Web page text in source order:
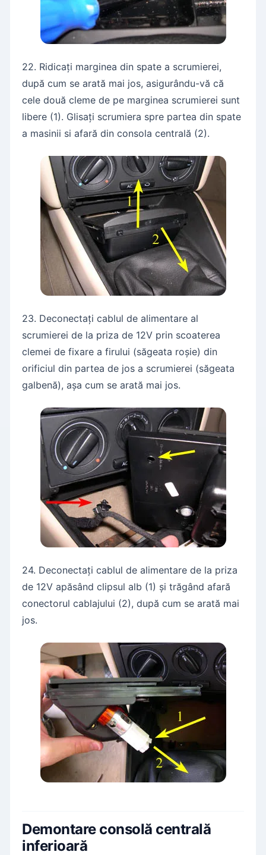
22. Ridicați marginea din spate a scrumierei,
după cum se arată mai jos, asigurându-vă că
cele două cleme de pe marginea scrumierei sunt
libere (1). Glisați scrumiera spre partea din spate
a masinii si afară din consola centrală (2).
23. Deconectați cablul de alimentare al
scrumierei de la priza de 12V prin scoaterea
clemei de fixare a firului (săgeata roșie) din
orificiul din partea de jos a scrumierei (săgeata
galbenă), așa cum se arată mai jos.
24. Deconectați cablul de alimentare de la priza
de 12V apăsând clipsul alb (1) și trăgând afară
conectorul cablajului (2), după cum se arată mai
jos.
Demontare consolă centrală
inferioară